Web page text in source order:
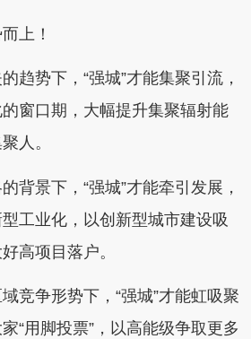
上！
趋势下，“强城”才能集聚引流，
窗口期，大幅提升集聚辐射能
人。
背景下，“强城”才能牵引发展，
工业化，以创新型城市建设吸
高项目落户。
竞争形势下，“强城”才能虹吸聚
“用脚投票”，以高能级争取更多